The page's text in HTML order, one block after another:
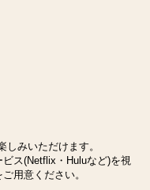
みいただけます。
ス(Netflix・Huluなど)を視
用意ください。